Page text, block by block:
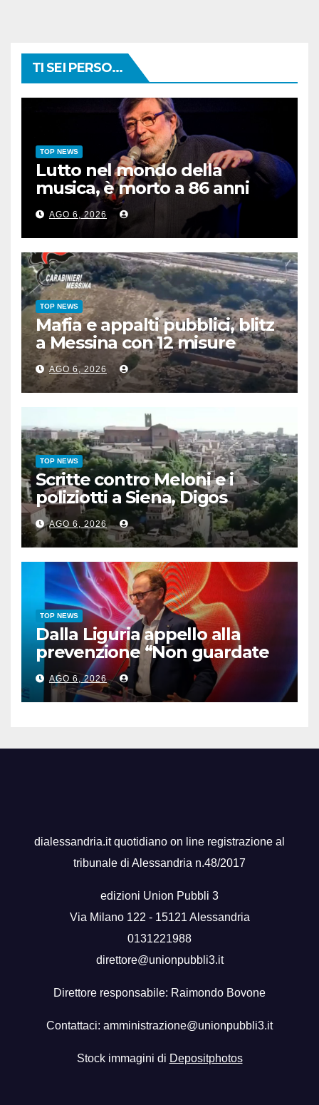
TI SEI PERSO...
TOP NEWS
Lutto nel mondo della
musica, è morto a 86 anni
Francesco Guccini
AGO 6, 2026
TOP NEWS
Mafia e appalti pubblici, blitz
a Messina con 12 misure
cautelari
AGO 6, 2026
TOP NEWS
Scritte contro Meloni e i
poliziotti a Siena, Digos
denuncia 24enne albanese
AGO 6, 2026
TOP NEWS
Dalla Liguria appello alla
prevenzione “Non guardate
direttamente l’eclissi”
AGO 6, 2026
dialessandria.it quotidiano on line registrazione al
tribunale di Alessandria n.48/2017
edizioni Union Pubbli 3
Via Milano 122 - 15121 Alessandria
0131221988
direttore@unionpubbli3.it
Direttore responsabile: Raimondo Bovone
Contattaci: amministrazione@unionpubbli3.it
Stock immagini di Depositphotos